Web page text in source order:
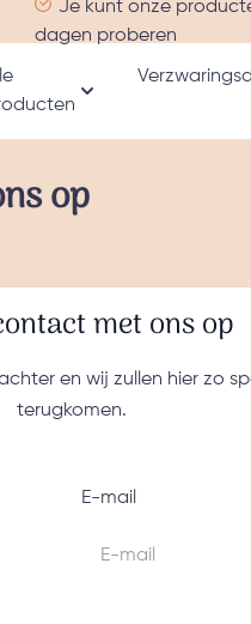
Je kunt onze
dagen proberen
Toon submenu
op
met ons op
en wij zullen hier zo
terugkomen.
E-mail